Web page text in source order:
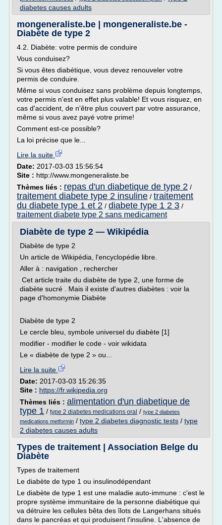
diabetes causes adults
mongeneraliste.be | mongeneraliste.be -
Diabète de type 2
4.2. Diabète: votre permis de conduire
Vous conduisez?
Si vous êtes diabétique, vous devez renouveler votre
permis de conduire.
Même si vous conduisez sans problème depuis longtemps,
votre permis n'est en effet plus valable! Et vous risquez, en
cas d'accident, de n'être plus couvert par votre assurance,
même si vous avez payé votre prime!
Comment est-ce possible?
La loi précise que le...
Lire la suite
Date: 2017-03-03 15:56:54
Site : http://www.mongeneraliste.be
Thèmes liés : repas d'un diabetique de type 2 /
traitement diabete type 2 insuline / traitement
du diabete type 1 et 2 / diabete type 1 2 3 /
traitement diabete type 2 sans medicament
Diabète de type 2 — Wikipédia
Diabète de type 2
Un article de Wikipédia, l'encyclopédie libre.
Aller à : navigation , rechercher
Cet article traite du diabète de type 2, une forme de
diabète sucré . Mais il existe d'autres diabètes : voir la
page d'homonymie Diabète
Diabète de type 2
Le cercle bleu, symbole universel du diabète [1]
modifier - modifier le code - voir wikidata
Le « diabète de type 2 » ou...
Lire la suite
Date: 2017-03-03 15:26:35
Site : https://fr.wikipedia.org
Thèmes liés : alimentation d'un diabetique de
type 1 / type 2 diabetes medications oral / type 2 diabetes
medications metformin / type 2 diabetes diagnostic tests / type
2 diabetes causes adults
Types de traitement | Association Belge du
Diabète
Types de traitement
Le diabète de type 1 ou insulinodépendant
Le diabète de type 1 est une maladie auto-immune : c'est le
propre système immunitaire de la personne diabétique qui
va détruire les cellules bêta des îlots de Langerhans situés
dans le pancréas et qui produisent l'insuline. L'absence de